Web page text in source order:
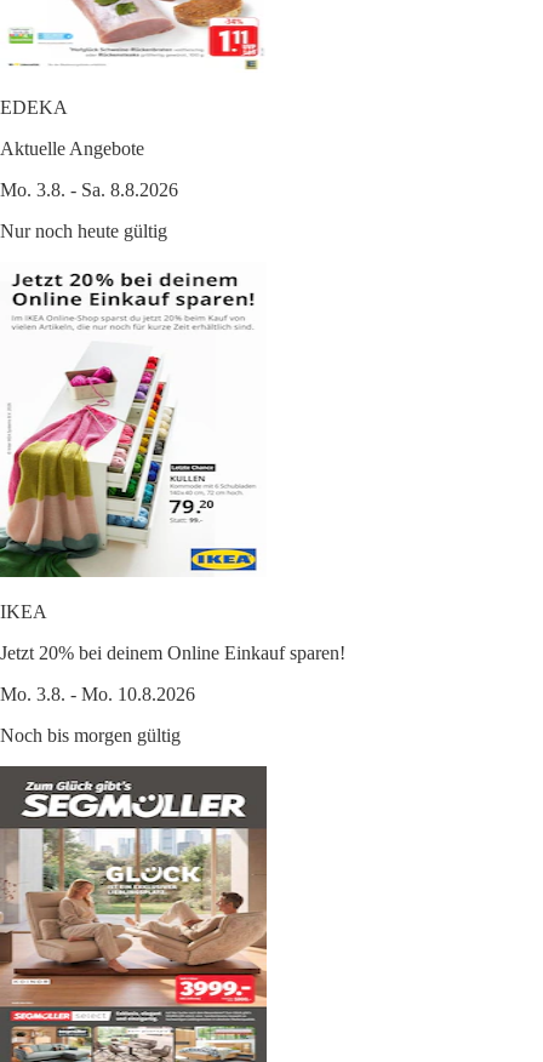
EDEKA
Aktuelle Angebote
Mo. 3.8. - Sa. 8.8.2026
Nur noch heute gültig
IKEA
Jetzt 20% bei deinem Online Einkauf sparen!
Mo. 3.8. - Mo. 10.8.2026
Noch bis morgen gültig